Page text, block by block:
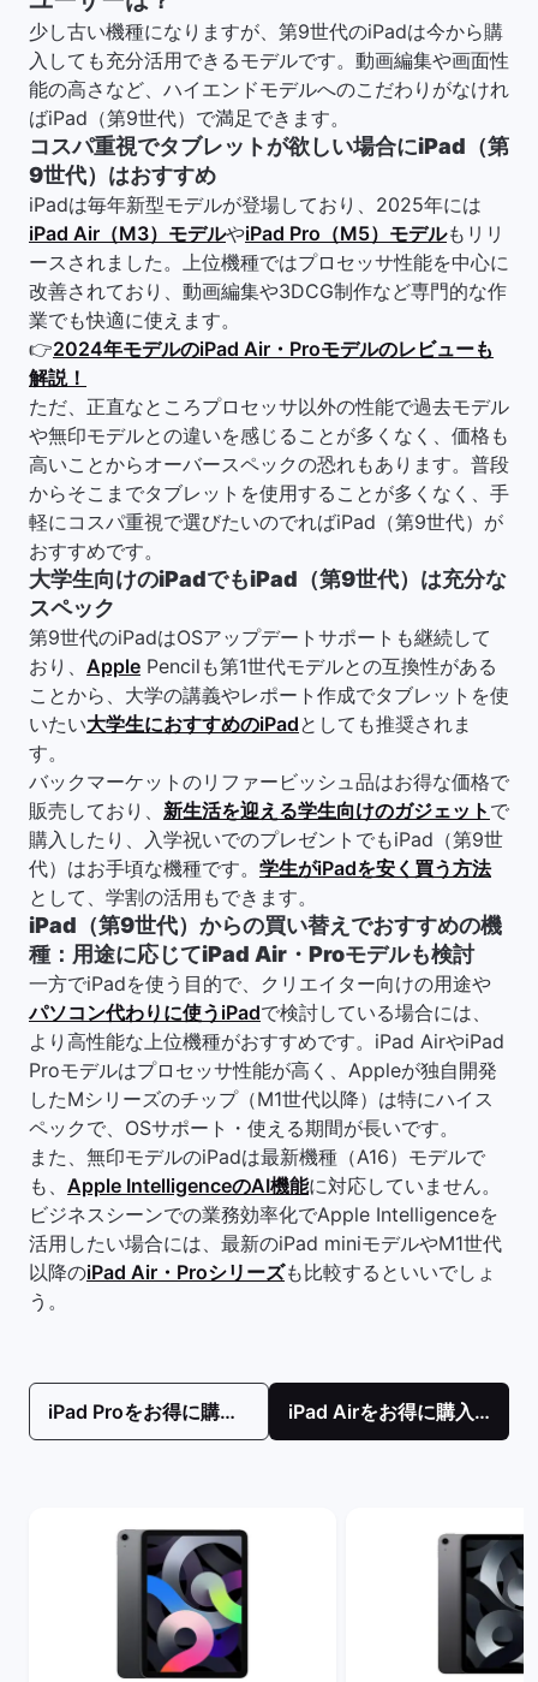
少し古い機種になりますが、第9世代のiPadは今から購
入しても充分活用できるモデルです。動画編集や画面性
能の高さなど、ハイエンドモデルへのこだわりがなけれ
ばiPad（第9世代）で満足できます。
コスパ重視でタブレットが欲しい場合にiPad（第
9世代）はおすすめ
iPadは毎年新型モデルが登場しており、2025年には
iPad Air（M3）モデルやiPad Pro（M5）モデルもリリ
ースされました。上位機種ではプロセッサ性能を中心に
改善されており、動画編集や3DCG制作など専門的な作
業でも快適に使えます。
👉2024年モデルのiPad Air・Proモデルのレビューも
解説！
ただ、正直なところプロセッサ以外の性能で過去モデル
や無印モデルとの違いを感じることが多くなく、価格も
高いことからオーバースペックの恐れもあります。普段
からそこまでタブレットを使用することが多くなく、手
軽にコスパ重視で選びたいのでればiPad（第9世代）が
おすすめです。
大学生向けのiPadでもiPad（第9世代）は充分な
スペック
第9世代のiPadはOSアップデートサポートも継続して
おり、 Apple Pencilも第1世代モデルとの互換性がある
ことから、大学の講義やレポート作成でタブレットを使
いたい大学生におすすめのiPadとしても推奨されま
す。
バックマーケットのリファービッシュ品はお得な価格で
販売しており、 新生活を迎える学生向けのガジェット で
購入したり、入学祝いでのプレゼントでもiPad（第9世
代）はお手頃な機種です。 学生がiPadを安く買う方法
として、学割の活用もできます。
iPad（第9世代）からの買い替えでおすすめの機
種：用途に応じてiPad Air・Proモデルも検討
一方でiPadを使う目的で、クリエイター向けの用途や
パソコン代わりに使うiPadで検討している場合には、
より高性能な上位機種がおすすめです。iPad AirやiPad
Proモデルはプロセッサ性能が高く、Appleが独自開発
したMシリーズのチップ（M1世代以降）は特にハイス
ペックで、OSサポート・使える期間が長いです。
また、無印モデルのiPadは最新機種（A16）モデルで
も、 Apple IntelligenceのAI機能に対応していません。
ビジネスシーンでの業務効率化でApple Intelligenceを
活用したい場合には、最新のiPad miniモデルやM1世代
以降のiPad Air・Proシリーズも比較するといいでしょ
う。
iPad Proをお得に購入！ iPad Airをお得に購入！